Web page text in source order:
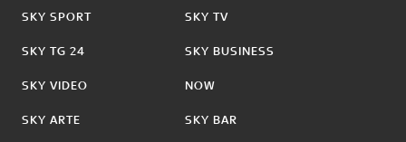
SKY SPORT
SKY TG 24
SKY VIDEO
SKY ARTE
SKY TV
SKY BUSINESS
NOW
SKY BAR